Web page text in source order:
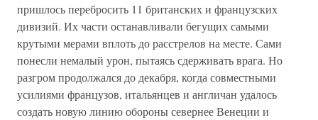
пришлось перебросить 11 британских и французских
дивизий. Их части останавливали бегущих самыми
крутыми мерами вплоть до расстрелов на месте. Сами
понесли немалый урон, пытаясь сдерживать врага. Но
разгром продолжался до декабря, когда совместными
усилиями французов, итальянцев и англичан удалось
создать новую линию обороны севернее Венеции и